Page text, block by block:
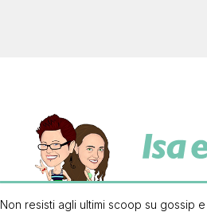
Non resisti agli ultimi scoop su gossip